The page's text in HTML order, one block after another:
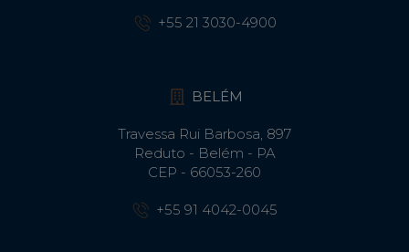
+55 21 3030-4900
BELÉM
Travessa Rui Barbosa, 897
Reduto - Belém - PA
CEP - 66053-260
+55 91 4042-0045